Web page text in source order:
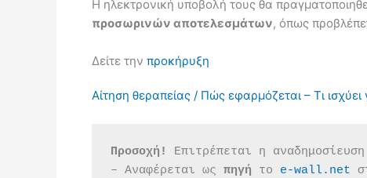
Η ηλεκτρονική υποβολή τους θα
προσωρινών αποτελεσμάτων, όπως
Δείτε την προκήρυξη
Αίτηση θεραπείας / Πώς εφαρμόζεται – Τι
Προσοχή!
Επιτρέπεται η
– Αναφέρεται ως πηγή το e-wall.net